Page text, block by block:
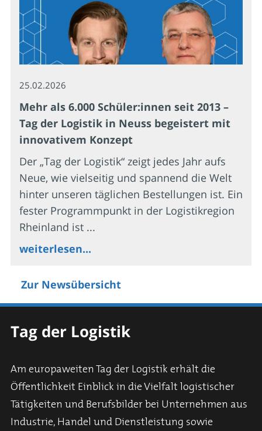
25.02.2026
Mehr als 6.000 Schüler:innen seit 2013 –
Tag der Logistik in Neuss begeistert mit
innovativem Konzept
Der „Tag der Logistik“ zeigt jedes Jahr aufs
Neue, wie vielseitig und spannend die Welt
hinter unseren täglichen Bestellungen ist. Ein
fester Programmpunkt in der Logistikregion
Rheinland ist ...
weiterlesen...
Zur Newsübersicht
Tag der Logistik
Am europaweiten Tag der Logistik erhält die
Öffentlichkeit Einblick in die Vielfalt logistischer
Tätigkeiten und Berufsbilder bei Unternehmen aus
Industrie, Handel und Dienstleistung sowie